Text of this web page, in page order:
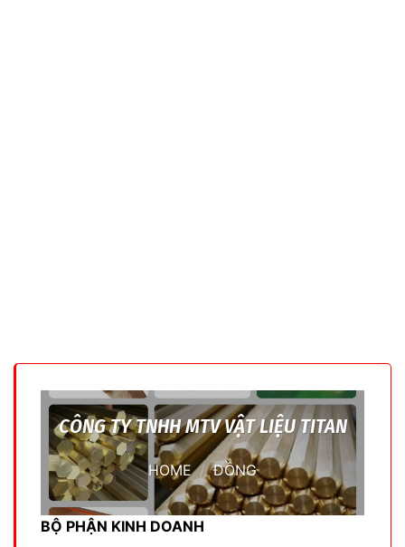
CÔNG TY TNHH MTV VẬT LIỆU TITAN
HOME / ĐỒNG
BỘ PHẬN KINH DOANH